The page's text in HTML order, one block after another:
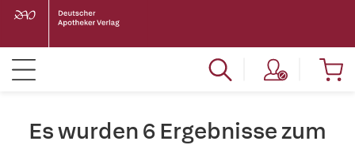
Es wurden 6 Ergebnisse zum